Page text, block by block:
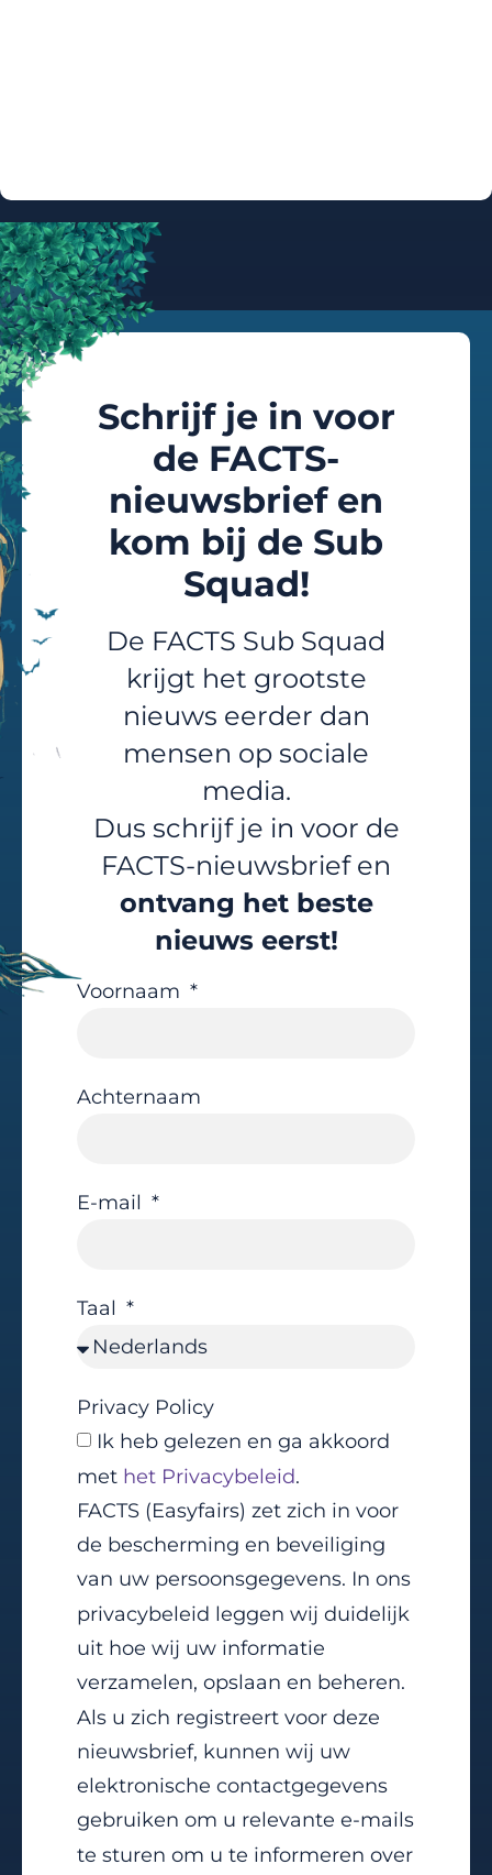
Schrijf je in voor
de FACTS-
nieuwsbrief en
kom bij de Sub
Squad!
De FACTS Sub Squad
krijgt het grootste
nieuws eerder dan
mensen op sociale
media.
Dus schrijf je in voor de
FACTS-nieuwsbrief en
ontvang het beste
nieuws eerst!
Voornaam
Achternaam
E-mail
Taal
Privacy Policy
Ik heb gelezen en ga akkoord
met het Privacybeleid.
FACTS (Easyfairs) zet zich in voor
de bescherming en beveiliging
van uw persoonsgegevens. In ons
privacybeleid leggen wij duidelijk
uit hoe wij uw informatie
verzamelen, opslaan en beheren.
Als u zich registreert voor deze
nieuwsbrief, kunnen wij uw
elektronische contactgegevens
gebruiken om u relevante e-mails
te sturen om u te informeren over